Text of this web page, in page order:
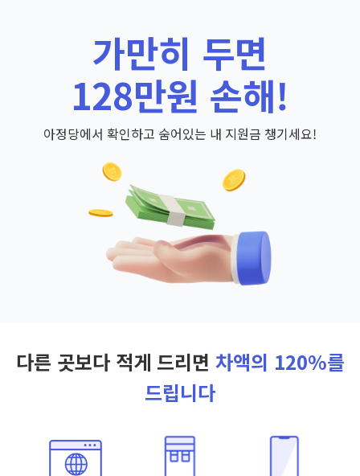
가만히 두면
128만원 손해!
아정당에서 확인하고 숨어있는 내 지원금 챙기세요!
다른 곳보다 적게 드리면 차액의 120%를
드립니다